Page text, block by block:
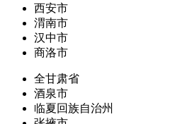
西安市
渭南市
汉中市
商洛市
全甘肃省
酒泉市
临夏回族自治州